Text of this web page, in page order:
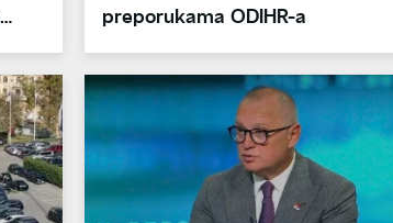
preporukama ODIHR-a